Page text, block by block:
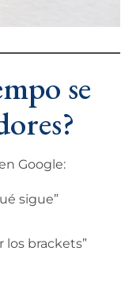
se
Google:
sigue”
los brackets”